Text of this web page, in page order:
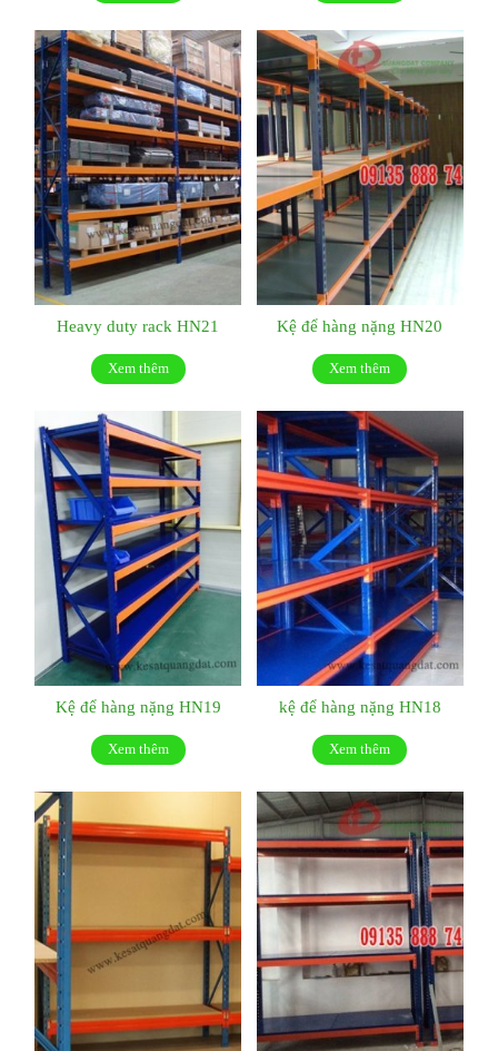
Heavy duty rack HN21
Xem thêm
Kệ để hàng nặng HN20
Xem thêm
Kệ để hàng nặng HN19
Xem thêm
kệ để hàng nặng HN18
Xem thêm